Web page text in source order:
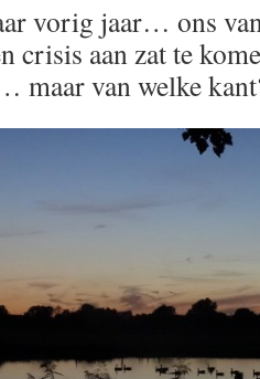
vorig jaar… ons
crisis aan zat te
maar van welke